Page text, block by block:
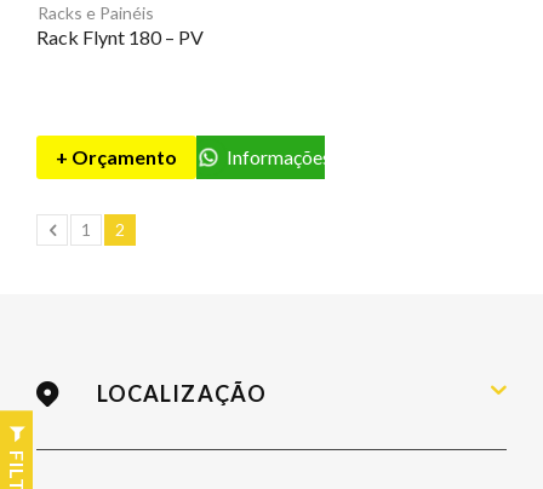
Racks e Painéis
Rack Flynt 180 – PV
+ Orçamento Informações
1 2
LOCALIZAÇÃO
Rua Fúlvio Aducci, 736 / Estreito